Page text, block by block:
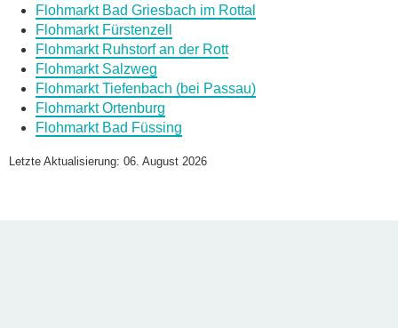
Daten des Flohmarkts
Name des Flohmarkts
Flohmarkt Bad Griesbach im Rottal
Flohmarkt Fürstenzell
Flohmarkt Ruhstorf an der Rott
Flohmarkt Salzweg
Flohmarkt Tiefenbach (bei Passau)
Flohmarkt Ortenburg
Flohmarkt Bad Füssing
Letzte Aktualisierung: 06. August 2026